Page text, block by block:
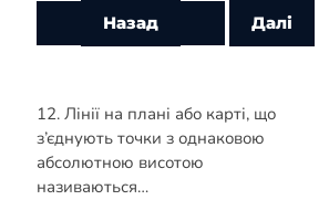
12. Лінії на плані або карті, що
з’єднують точки з однаковою
абсолютною висотою
називаються…